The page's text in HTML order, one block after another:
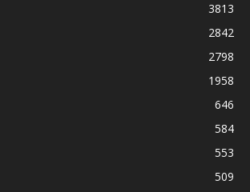
3813
2842
2798
1958
646
584
553
509